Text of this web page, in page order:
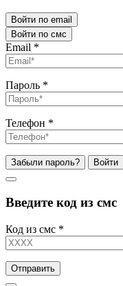
Войти по email
Войти по смс
Email *
Пароль *
Телефон *
Забыли пароль? Войти
Введите код из смс
Код из смс *
Отправить